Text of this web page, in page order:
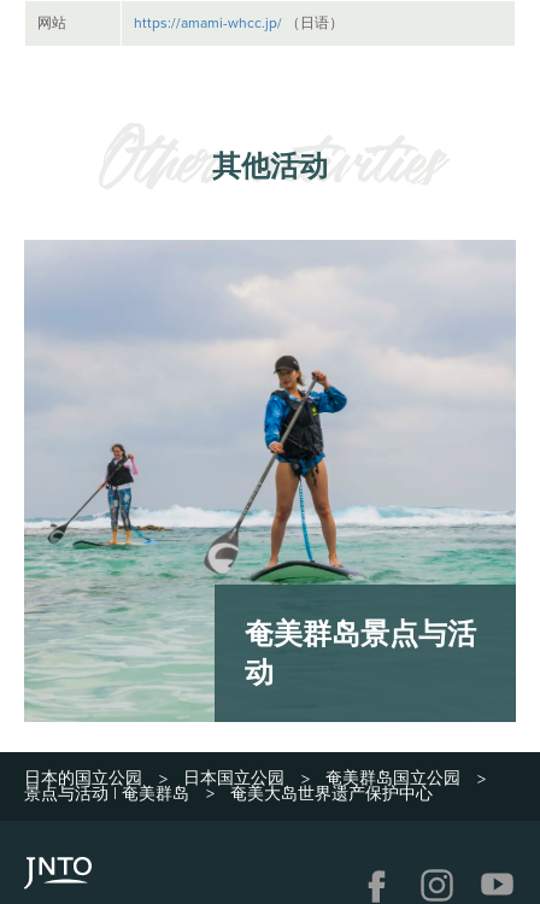
网站 https://amami-whcc.jp/ （日语）
其他活动
奄美群岛景点与活
动
日本的国立公园 > 日本国立公园 > 奄美群岛国立公园 >
景点与活动 | 奄美群岛 > 奄美大岛世界遗产保护中心